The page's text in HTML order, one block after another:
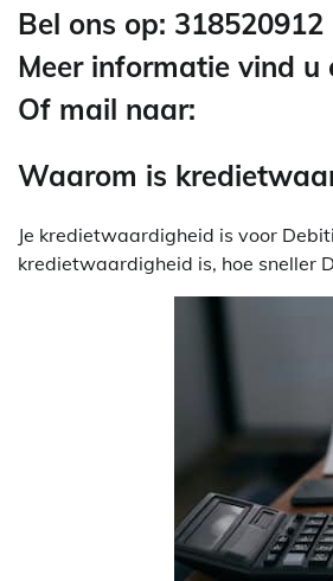
Bel ons op: 318520912
Meer informatie vind u
Of mail naar:
Waarom is
Je kredietwaardigheid is voor
kredietwaardigheid is, hoe sneller